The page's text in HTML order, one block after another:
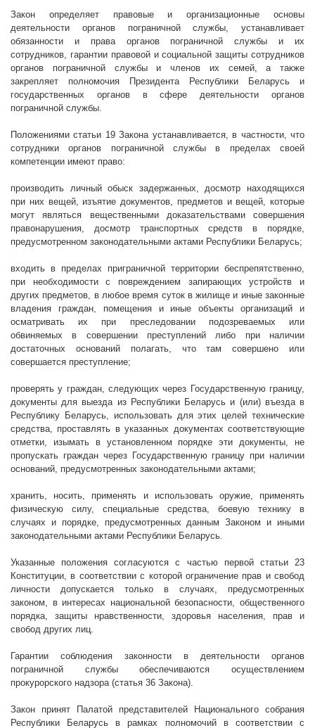
Закон определяет правовые и организационные основы
деятельности органов пограничной службы, устанавливает
обязанности и права органов пограничной службы и их
сотрудников, гарантии правовой и социальной защиты сотрудников
органов пограничной службы и членов их семей, а также
закрепляет полномочия Президента Республики Беларусь и
государственных органов в сфере деятельности органов
пограничной службы.
Положениями статьи 19 Закона устанавливается, в частности, что
сотрудники органов пограничной службы в пределах своей
компетенции имеют право:
производить личный обыск задержанных, досмотр находящихся
при них вещей, изъятие документов, предметов и вещей, которые
могут являться вещественными доказательствами совершения
правонарушения, досмотр транспортных средств в порядке,
предусмотренном законодательными актами Республики Беларусь;
входить в пределах приграничной территории беспрепятственно,
при необходимости с повреждением запирающих устройств и
других предметов, в любое время суток в жилище и иные законные
владения граждан, помещения и иные объекты организаций и
осматривать их при преследовании подозреваемых или
обвиняемых в совершении преступлений либо при наличии
достаточных оснований полагать, что там совершено или
совершается преступление;
проверять у граждан, следующих через Государственную границу,
документы для выезда из Республики Беларусь и (или) въезда в
Республику Беларусь, использовать для этих целей технические
средства, проставлять в указанных документах соответствующие
отметки, изымать в установленном порядке эти документы, не
пропускать граждан через Государственную границу при наличии
оснований, предусмотренных законодательными актами;
хранить, носить, применять и использовать оружие, применять
физическую силу, специальные средства, боевую технику в
случаях и порядке, предусмотренных данным Законом и иными
законодательными актами Республики Беларусь.
Указанные положения согласуются с частью первой статьи 23
Конституции, в соответствии с которой ограничение прав и свобод
личности допускается только в случаях, предусмотренных
законом, в интересах национальной безопасности, общественного
порядка, защиты нравственности, здоровья населения, прав и
свобод других лиц.
Гарантии соблюдения законности в деятельности органов
пограничной службы обеспечиваются осуществлением
прокурорского надзора (статья 36 Закона).
Закон принят
Палатой представителей Национального собрания
Республики Беларусь в рамках полномочий в соответствии с